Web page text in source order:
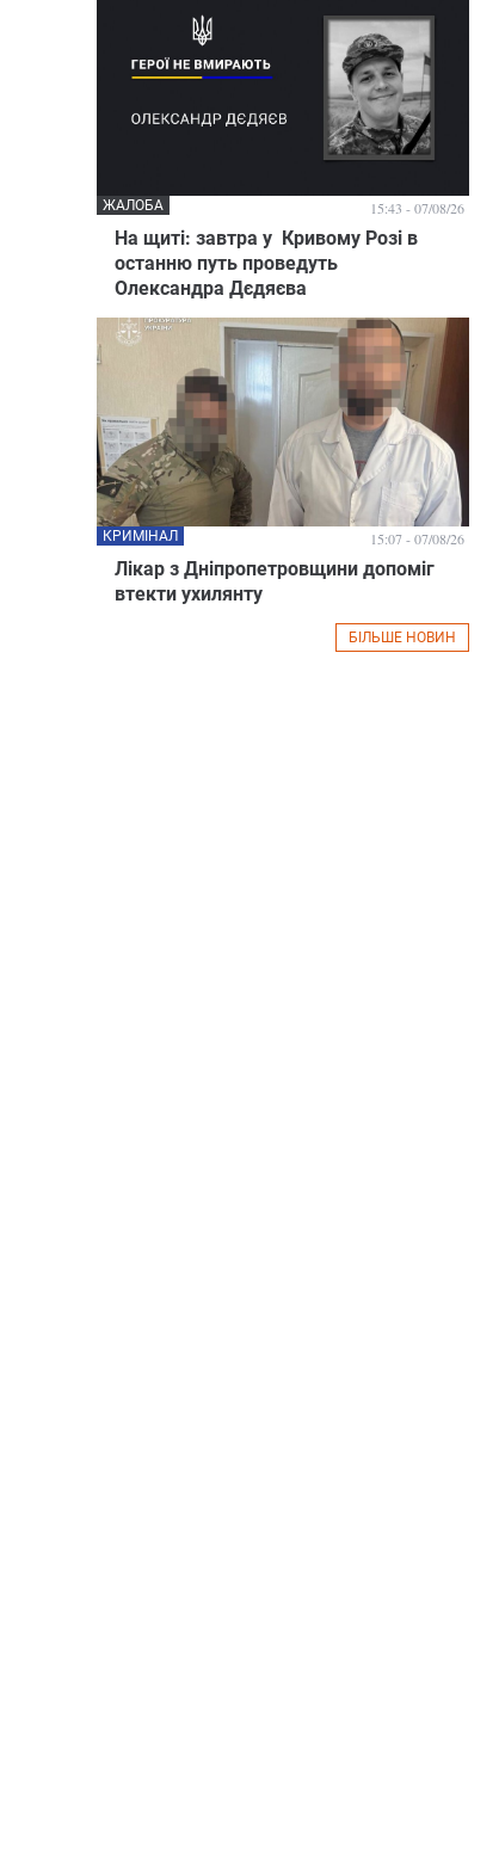
На щиті: завтра у Кривому Розі в
останню путь проведуть
Олександра Дєдяєва
ЖАЛОБА 15:43 - 07/08/26
Лікар з Дніпропетровщини допоміг
втекти ухилянту
КРИМІНАЛ 15:07 - 07/08/26
БІЛЬШЕ НОВИН